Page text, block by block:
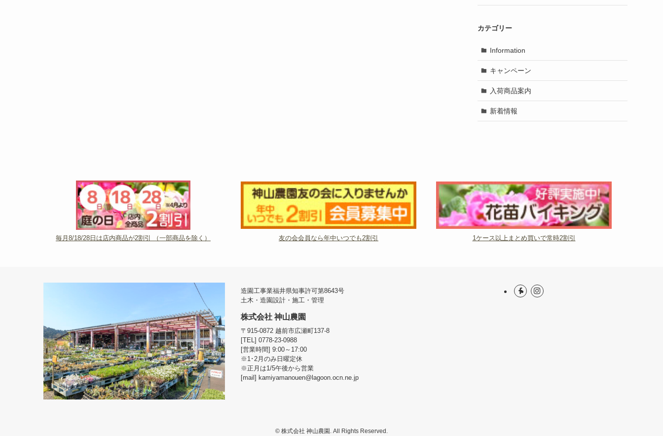
カテゴリー
Information
キャンペーン
入荷商品案内
新着情報
毎月8/18/28日は店内商品が2割引 （一部商品を除く） 友の会会員なら年中いつでも2割引 1ケース以上まとめ買いで常時2割引
造園工事業福井県知事許可第8643号
土木・造園設計・施工・管理
株式会社 神山農園
〒915-0872 越前市広瀬町137-8
[TEL] 0778-23-0988
[営業時間] 9:00～17:00
※1･2月のみ日曜定休
※正月は1/5午後から営業
[mail] kamiyamanouen@lagoon.ocn.ne.jp
© 株式会社 神山農園. All Rights Reserved.